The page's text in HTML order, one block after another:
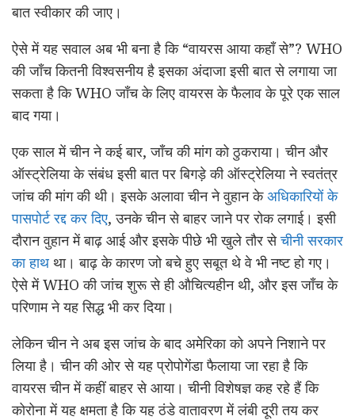
बात स्वीकार की जाए।
ऐसे में यह सवाल अब भी बना है कि “वायरस आया कहाँ से”? WHO
की जाँच कितनी विश्वसनीय है इसका अंदाजा इसी बात से लगाया जा
सकता है कि WHO जाँच के लिए वायरस के फैलाव के पूरे एक साल
बाद गया।
एक साल में चीन ने कई बार, जाँच की मांग को ठुकराया। चीन और
ऑस्ट्रेलिया के संबंध इसी बात पर बिगड़े की ऑस्ट्रेलिया ने स्वतंत्र
जांच की मांग की थी। इसके अलावा चीन ने वुहान केअधिकारियों के
पासपोर्ट रद्द कर दिए, उनके चीन से बाहर जाने पर रोक लगाई। इसी
दौरान वुहान में बाढ़ आई और इसके पीछे भी खुले तौर सेचीनी सरकार
का हाथ था। बाढ़ के कारण जो बचे हुए सबूत थे वे भी नष्ट हो गए।
ऐसे में WHO की जांच शुरू से ही औचित्यहीन थी, और इस जाँच के
परिणाम ने यह सिद्ध भी कर दिया।
लेकिन चीन ने अब इस जांच के बाद अमेरिका को अपने निशाने पर
लिया है। चीन की ओर से यह प्रोपोगेंडा फैलाया जा रहा है कि
वायरस चीन में कहीं बाहर से आया। चीनी विशेषज्ञ कह रहे हैं कि
कोरोना में यह क्षमता है कि यह ठंडे वातावरण में लंबी दूरी तय कर